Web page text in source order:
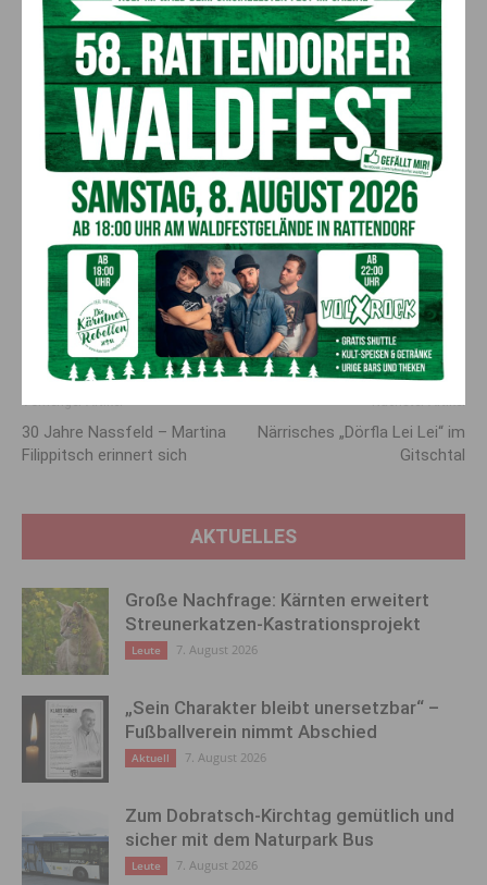
Hermagor!
30 Jahre Nassfeld – Martina
Filippitsch erinnert sich
Närrisches „Dörfla Lei Lei“ im
Gitschtal
AKTUELLES
Große Nachfrage: Kärnten erweitert
Streunerkatzen-Kastrationsprojekt
Leute 7. August 2026
„Sein Charakter bleibt unersetzbar“ –
Fußballverein nimmt Abschied
Aktuell 7. August 2026
Zum Dobratsch-Kirchtag gemütlich und
sicher mit dem Naturpark Bus
Leute 7. August 2026